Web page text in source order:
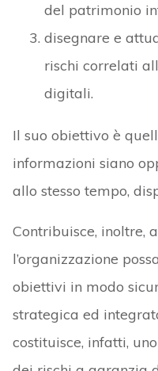
del patrimonio
disegnare e
rischi correlati
digitali.
Il suo obiettivo è
informazioni siano
allo stesso tempo,
Contribuisce, inoltre,
l’organizzazione
obiettivi in modo
strategica ed
costituisce, infatti,